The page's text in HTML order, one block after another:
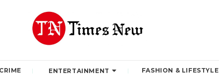
CRIME ENTERTAINMENT FASHION & LIFESTYLE